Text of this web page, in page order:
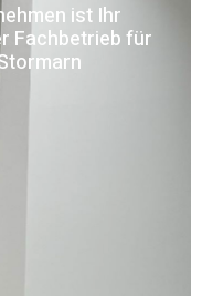
ist Ihr
Fachbetrieb für